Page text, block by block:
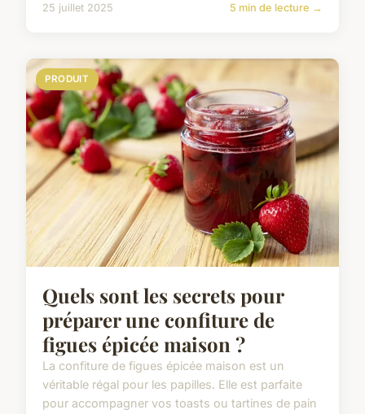
25 juillet 2025 5 min de lecture →
PRODUIT
Quels sont les secrets pour
préparer une confiture de
figues épicée maison ?
La confiture de figues épicée maison est un
véritable régal pour les papilles. Elle est parfaite
pour accompagner vos toasts ou tartines de pain